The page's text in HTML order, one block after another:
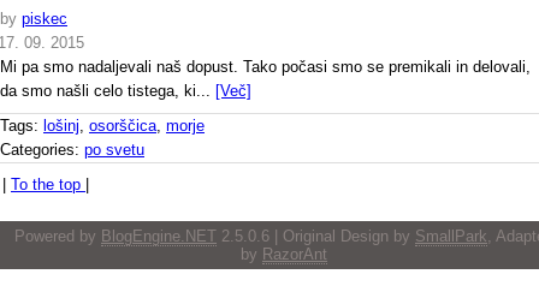
by piskec
09. 2015
Mi pa smo nadaljevali naš dopust. Tako počasi smo se premikali in delovali,
da smo našli celo tistega, ki... [Več]
Tags: lošinj, osorščica, morje
Categories: po svetu
To the top
Powered by BlogEngine.NET 2.5.0.6 | Original Design by SmallPark,
by RazorAnt